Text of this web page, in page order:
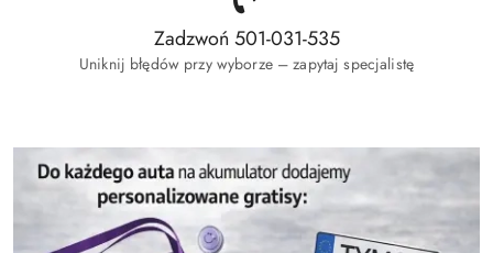
Zadzwoń 501-031-535
Uniknij błędów przy wyborze – zapytaj specjalistę